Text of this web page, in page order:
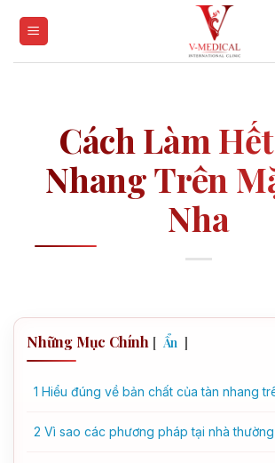
Cách Làm
Nhang Trên
Nha
Những Mục Chính [ Ẩn ]
1 Hiểu đúng về bản chất của tàn nhang
2 Vì sao các phương pháp tại nhà